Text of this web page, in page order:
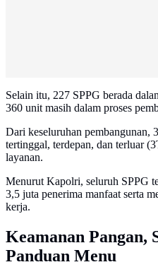
Selain itu, 227 SPPG berada
360 unit masih dalam proses
Dari keseluruhan pembangunan,
tertinggal, terdepan, dan terluar
layanan.
Menurut Kapolri, seluruh SPPG
3,5 juta penerima manfaat serta
kerja.
Keamanan Pangan,
Panduan Menu